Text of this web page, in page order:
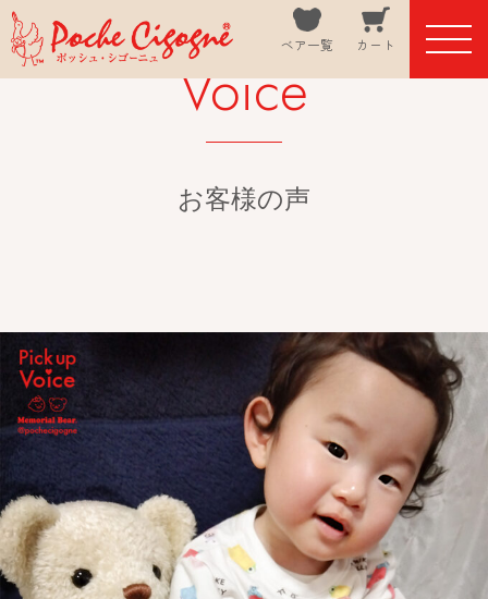
ベア一覧 カート
Voice
お客様の声